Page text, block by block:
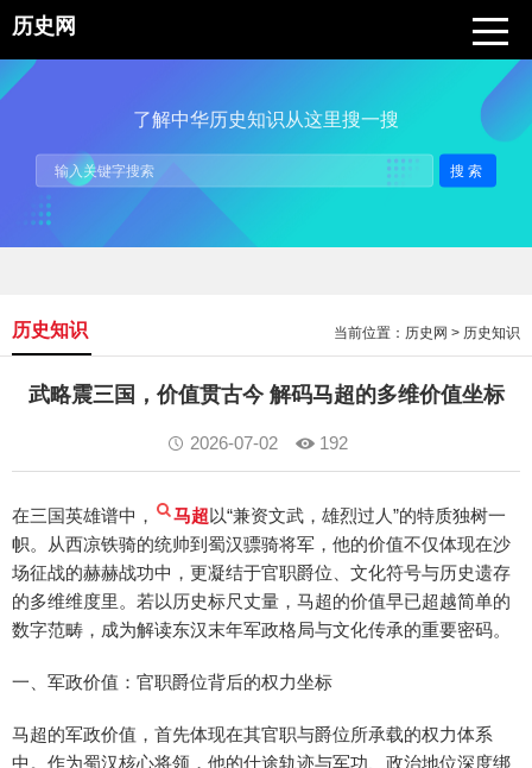
历史网
了解中华历史知识从这里搜一搜
搜索
当前位置： 历史网 > 历史知识
历史知识
武略震三国，价值贯古今 解码马超的多维价值坐标
2026-07-02 192
在三国英雄谱中， 马超以“兼资文武，雄烈过人”的特质独树一
帜。从西凉铁骑的统帅到蜀汉骠骑将军，他的价值不仅体现在沙
场征战的赫赫战功中，更凝结于官职爵位、文化符号与历史遗存
的多维维度里。若以历史标尺丈量，马超的价值早已超越简单的
数字范畴，成为解读东汉末年军政格局与文化传承的重要密码。
一、军政价值：官职爵位背后的权力坐标
马超的军政价值，首先体现在其官职与爵位所承载的权力体系
中。作为蜀汉核心将领，他的仕途轨迹与军功、政治地位深度绑